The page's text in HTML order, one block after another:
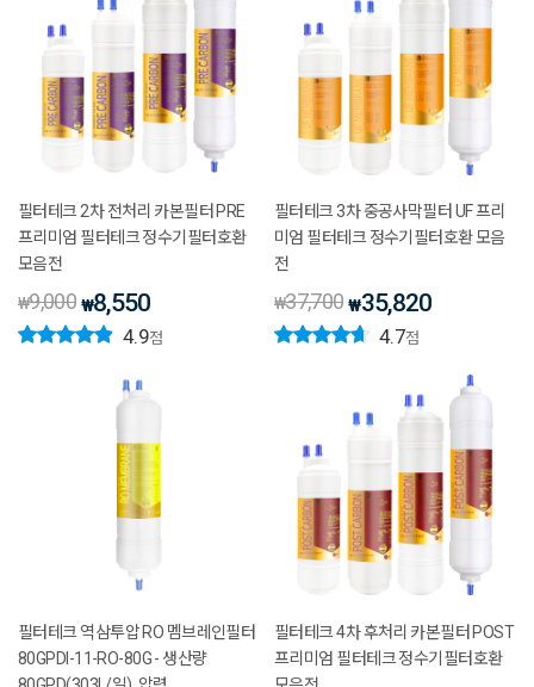
필터테크 2차 전처리 카본필터 PRE
프리미엄 필터테크 정수기필터호환
모음전
₩9,000 ₩8,550
4.9점
필터테크 3차 중공사막필터 UF 프리
미엄 필터테크 정수기필터호환 모음
전
₩37,700 ₩35,820
4.7점
필터테크 역삼투압 RO 멤브레인필터
80GPDI-11-RO-80G - 생산량
필터테크 4차 후처리 카본필터 POST
프리미엄 필터테크 정수기필터호환